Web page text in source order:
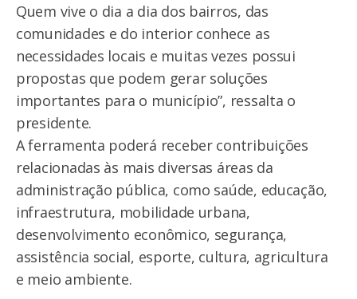
Quem vive o dia a dia dos bairros, das
comunidades e do interior conhece as
necessidades locais e muitas vezes possui
propostas que podem gerar soluções
importantes para o município”, ressalta o
presidente.
A ferramenta poderá receber contribuições
relacionadas às mais diversas áreas da
administração pública, como saúde, educação,
infraestrutura, mobilidade urbana,
desenvolvimento econômico, segurança,
assistência social, esporte, cultura, agricultura
e meio ambiente.